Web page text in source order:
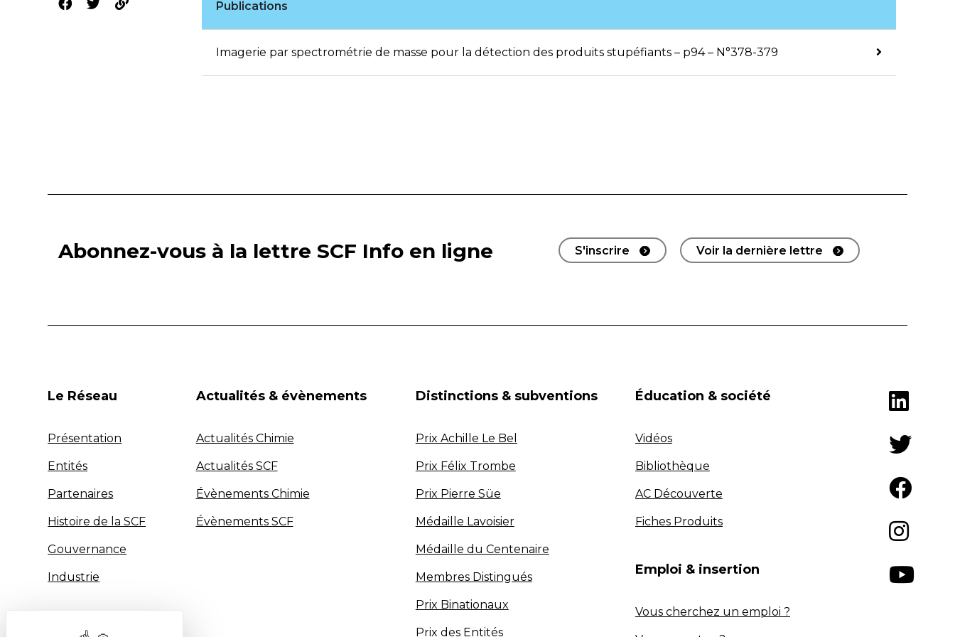
Publications
Imagerie par spectrométrie de masse pour la détection des produits stupéfiants – p94 – N°378-379
Abonnez-vous à la lettre SCF Info en ligne S'inscrire Voir la dernière lettre
Le Réseau
Présentation
Entités
Partenaires
Histoire de la SCF
Gouvernance
Industrie
Actualités & évènements
Actualités Chimie
Actualités SCF
Évènements Chimie
Évènements SCF
Distinctions & subventions
Prix Achille Le Bel
Prix Félix Trombe
Prix Pierre Süe
Médaille Lavoisier
Médaille du Centenaire
Membres Distingués
Prix Binationaux
Prix des Entités
Éducation & société
Vidéos
Bibliothèque
AC Découverte
Fiches Produits
Emploi & insertion
Vous cherchez un emploi ?